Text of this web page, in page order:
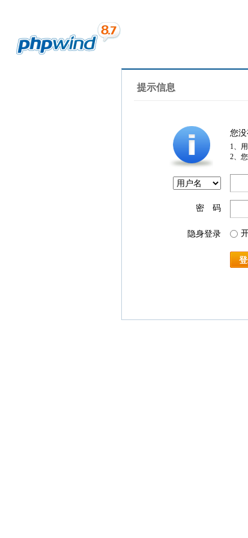
提示信息
您
1、
2、
密 码
隐身登录